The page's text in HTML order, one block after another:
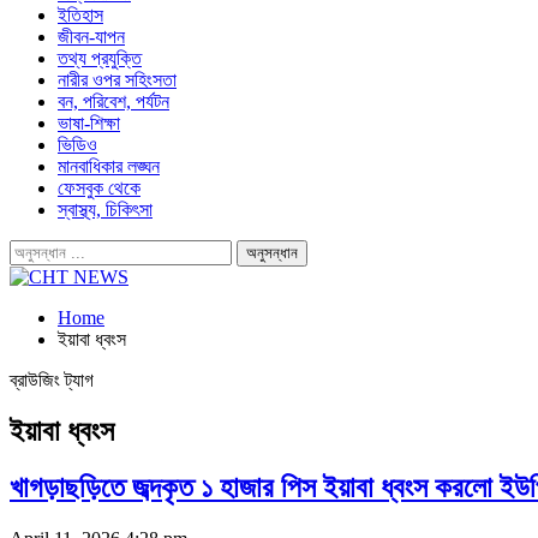
ইতিহাস
জীবন-যাপন
তথ্য প্রযুক্তি
নারীর ওপর সহিংসতা
বন, পরিবেশ, পর্যটন
ভাষা-শিক্ষা
ভিডিও
মানবাধিকার লঙ্ঘন
ফেসবুক থেকে
স্বাস্থ্য, চিকিৎসা
Home
ইয়াবা ধ্বংস
ব্রাউজিং ট্যাগ
ইয়াবা ধ্বংস
খাগড়াছড়িতে জব্দকৃত ১ হাজার পিস ইয়াবা ধ্বংস করলো